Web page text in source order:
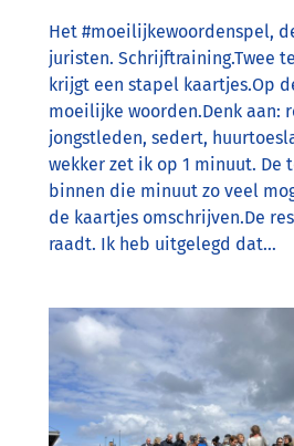
Het #moeilijkewoordenspel,
juristen. Schrijftraining.Twee
krijgt een stapel kaartjes.Op
moeilijke woorden.Denk aan:
jongstleden, sedert,
wekker zet ik op 1 minuut. De
binnen die minuut zo veel
de kaartjes omschrijven.De
raadt. Ik heb uitgelegd dat…